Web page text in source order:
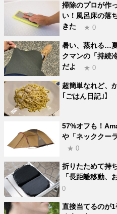
掃除のプロが作
い！風呂床の落
きた
★ 0
暑い、蒸れる…
クマンの「持続
だよ
★ 0
超簡単なれど、
｢ごはん日記｣】
57%オフも！
や「ネッククー
★ 0
折りたためて持
「長距離移動、
0
直接当てるのが